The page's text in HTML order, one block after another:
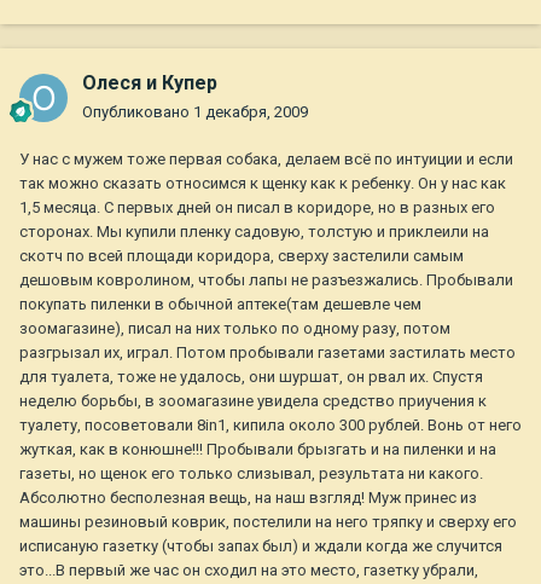
Олеся и Купер
Опубликовано 1 декабря, 2009
У нас с мужем тоже первая собака, делаем всё по интуиции и если
так можно сказать относимся к щенку как к ребенку. Он у нас как
1,5 месяца. С первых дней он писал в коридоре, но в разных его
сторонах. Мы купили пленку садовую, толстую и приклеили на
скотч по всей площади коридора, сверху застелили самым
дешовым ковролином, чтобы лапы не разъезжались. Пробывали
покупать пиленки в обычной аптеке(там дешевле чем
зоомагазине), писал на них только по одному разу, потом
разгрызал их, играл. Потом пробывали газетами застилать место
для туалета, тоже не удалось, они шуршат, он рвал их. Спустя
неделю борьбы, в зоомагазине увидела средство приучения к
туалету, посоветовали 8in1, кипила около 300 рублей. Вонь от него
жуткая, как в конюшне!!! Пробывали брызгать и на пиленки и на
газеты, но щенок его только слизывал, результата ни какого.
Абсолютно бесполезная вещь, на наш взгляд! Муж принес из
машины резиновый коврик, постелили на него тряпку и сверху его
исписаную газетку (чтобы запах был) и ждали когда же случится
это...В первый же час он сходил на это место, газетку убрали,